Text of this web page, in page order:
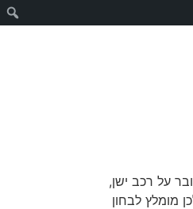
על רכב ישן,
מומלץ לבחון